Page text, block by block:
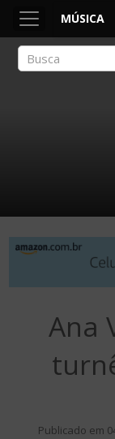
MÚSICA
Ana
Publicado em